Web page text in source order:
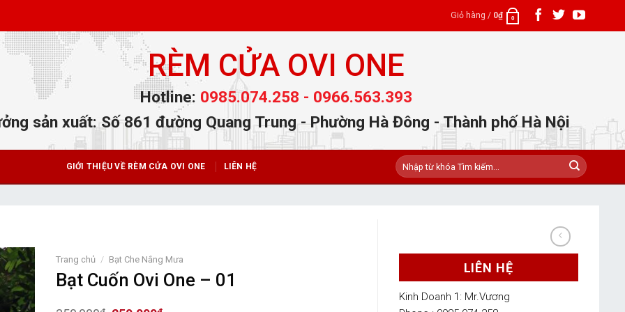
Giỏ hàng / 0₫ 0
RÈM CỬA OVI ONE
Hotline: 0985.074.258 - 0966.563.393
sản xuất: Số 861 đường Quang Trung - Phường Hà Đông - Thành phố Hà Nội
GIỚI THIỆU VỀ RÈM CỬA OVI ONE LIÊN HỆ
Tìm
kiếm:
LIÊN HỆ
Kinh Doanh 1: Mr.Vương
Trang chủ / Bạt Che Nắng Mưa
Bạt Cuốn Ovi One – 01